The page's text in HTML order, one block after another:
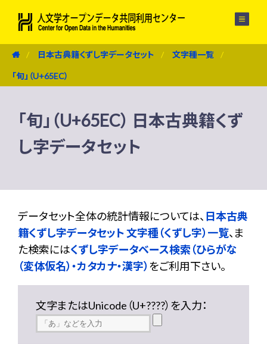
日本古典籍くずし字データセット 文字種一覧
「旬」（U+65EC）
「旬」（U+65EC） 日本古典籍くず
し字データセット
データセット全体の統計情報については、 日本古典
籍くずし字データセット 文字種（くずし字）一覧、ま
た検索にはくずし字データベース検索（ひらがな
（変体仮名）・カタカナ・漢字） をご利用下さい。
文字またはUnicode（U+????）を入力：